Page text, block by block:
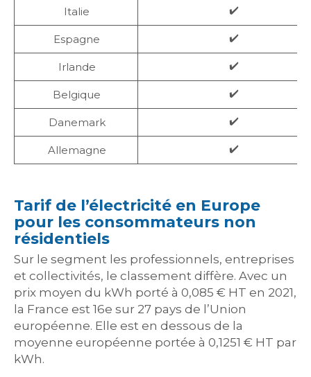
Italie ✔️
Espagne ✔️
Irlande ✔️
Belgique ✔️
Danemark ✔️
Allemagne ✔️
Tarif de l’électricité en Europe
pour les consommateurs non
résidentiels
Sur le segment les professionnels, entreprises
et collectivités, le classement diffère. Avec un
prix moyen du kWh porté à 0,085 € HT en 2021,
la France est 16e sur 27 pays de l’Union
européenne. Elle est en dessous de la
moyenne européenne portée à 0,1251 € HT par
kWh.